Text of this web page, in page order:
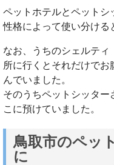
ペットホテルとペットシ
性格によって使い分ける
なお、うちのシェルテ
所に行くとそれだけで
んでいました。
そのうちペットシッター
こに預けていました。
鳥取市のペッ
に